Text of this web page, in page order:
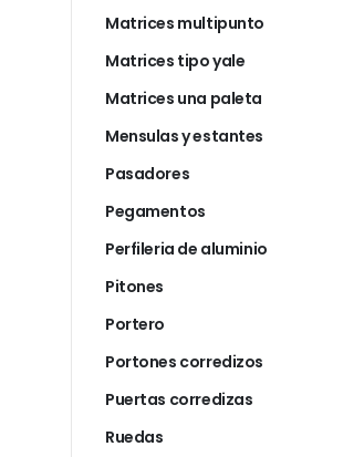
Matrices multipunto
Matrices tipo yale
Matrices una paleta
Mensulas y estantes
Pasadores
Pegamentos
Perfileria de aluminio
Pitones
Portero
Portones corredizos
Puertas corredizas
Ruedas